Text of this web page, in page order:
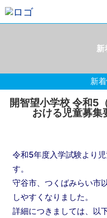
新
新
開智望小学校 令和5
おける児童募集
令和5年度入学試験より
す。
守谷市、つくばみらい市
しやすくなりました。
詳細につきましては、以